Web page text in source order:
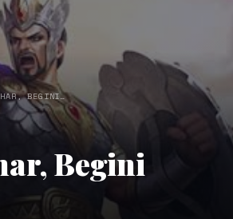
BEGINI…
Begini